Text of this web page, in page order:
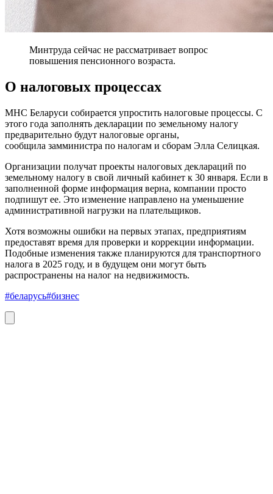
Минтруда сейчас не рассматривает вопрос
повышения пенсионного возраста.
О налоговых процессах
МНС Беларуси собирается упростить налоговые процессы. С
этого года заполнять декларации по земельному налогу
предварительно будут налоговые органы,
сообщила замминистра по налогам и сборам Элла Селицкая.
Организации получат проекты налоговых деклараций по
земельному налогу в свой личный кабинет к 30 января. Если в
заполненной форме информация верна, компании просто
подпишут ее. Это изменение направлено на уменьшение
административной нагрузки на плательщиков.
Хотя возможны ошибки на первых этапах, предприятиям
предоставят время для проверки и коррекции информации.
Подобные изменения также планируются для транспортного
налога в 2025 году, и в будущем они могут быть
распространены на налог на недвижимость.
#беларусь#бизнес